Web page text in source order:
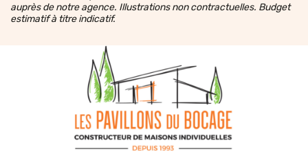
auprès de notre agence. Illustrations non contractuelles. Budget
estimatif à titre indicatif.